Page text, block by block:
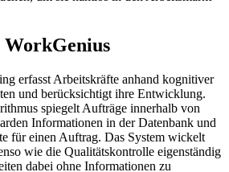
erfasst Arbeitskräfte anhand kognitiver
und berücksichtigt ihre Entwicklung.
spiegelt Aufträge innerhalb von
Informationen in der Datenbank und
für einen Auftrag. Das System wickelt
wie die Qualitätskontrolle eigenständig
dabei ohne Informationen zu